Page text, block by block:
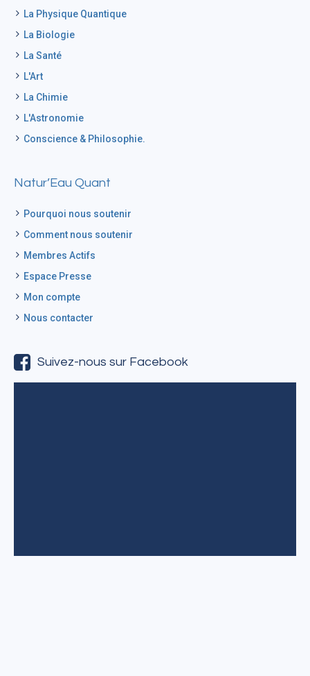
La Physique Quantique
La Biologie
La Santé
L'Art
La Chimie
L'Astronomie
Conscience & Philosophie.
Natur’Eau Quant
Pourquoi nous soutenir
Comment nous soutenir
Membres Actifs
Espace Presse
Mon compte
Nous contacter
Suivez-nous sur Facebook